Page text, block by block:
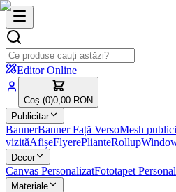
Editor Online
Coș (0)0,00 RON
Publicitar
BannerBanner Față VersoMesh
vizităAfișeFlyerePlianteRollup
Decor
Canvas PersonalizatFototapet
Materiale